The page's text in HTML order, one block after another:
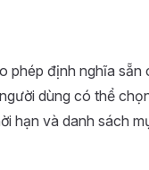
phép định nghĩa
dùng có thể
hạn và danh sách